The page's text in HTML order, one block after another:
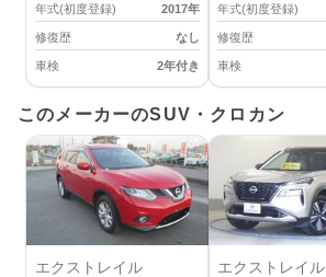
年式(初度登録) 2017年
修復歴 なし
車検 2年付き
年式(初度登録)
修復歴
車検
このメーカーのSUV・クロカン
エクストレイル エクストレイル